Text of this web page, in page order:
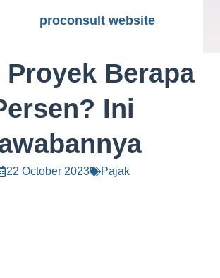
proconsult website
Proyek Berapa
Ini
22 October 2023 Pajak